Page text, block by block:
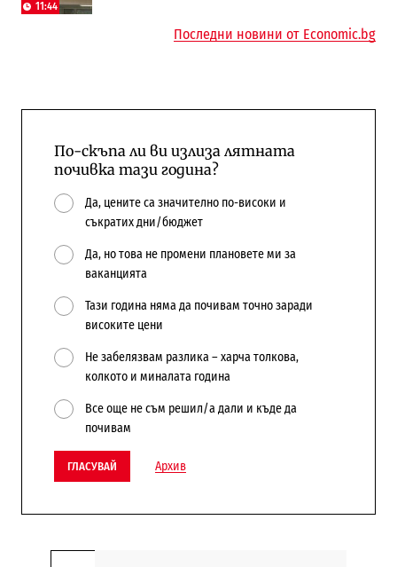
11:44
10:12
Последни новини от Economic.bg
По-скъпа ли ви излиза лятната
почивка тази година?
Да, цените са значително по-високи и
съкратих дни/бюджет
Да, но това не промени плановете ми за
ваканцията
Тази година няма да почивам точно заради
високите цени
Не забелязвам разлика – харча толкова,
колкото и миналата година
Все още не съм решил/а дали и къде да
почивам
ГЛАСУВАЙ Архив